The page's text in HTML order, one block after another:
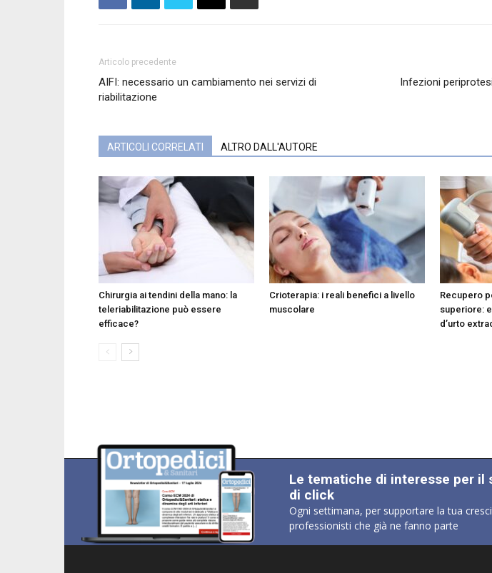
Articolo precedente
AIFI: necessario un cambiamento nei servizi di
riabilitazione
Infezioni
ARTICOLI CORRELATI ALTRO DALL'AUTORE
Chirurgia ai tendini della mano: la
teleriabilitazione può essere
efficace?
Crioterapia: i reali benefici a livello
muscolare
Recupero
superiore:
d’urto
Le tematiche di interesse per
di click
Ogni settimana, per supportare la tua
professionisti che già ne fanno parte